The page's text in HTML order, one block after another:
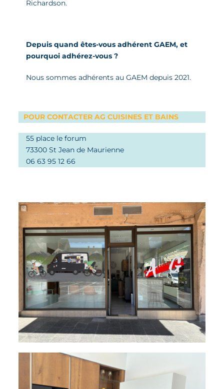
Richardson.
Depuis quand êtes-vous adhérent GAEM, et
pourquoi adhérez-vous ?
Nous sommes adhérents au GAEM depuis 2021.
POUR CONTACTER AG CUISINES ET BAINS
55 place le forum
73300 St Jean de Maurienne
06 63 95 12 66